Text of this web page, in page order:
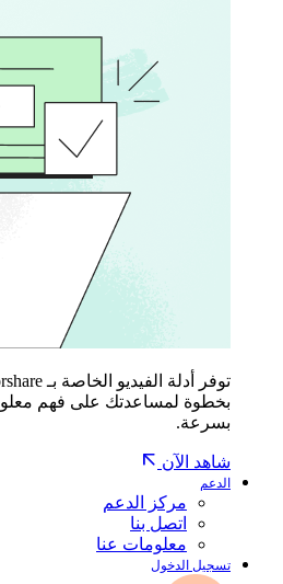
بخطوة لمساعدتك على فهم
بسرعة.
شاهد الآن
الدعم
مركز الدعم
اتصل بنا
معلومات عنا
تسجيل الدخول